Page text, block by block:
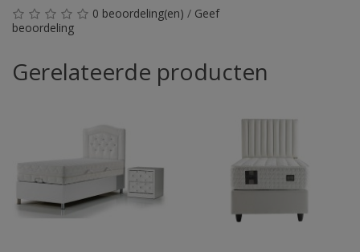
0 beoordeling(en) / Geef
beoordeling
Gerelateerde producten